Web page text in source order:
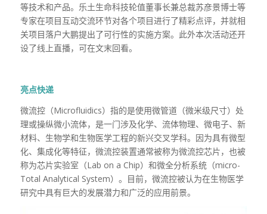
等技术和产品。乐土生命科技轮值董事长兼总裁苏彦景博士等
专家在项目互动交流环节对各个项目进行了精彩点评，并就相
关项目落户大鹏提出了可行性的实施方案。此外本次活动还开
设了线上直播，可在文末回看。
亮点快递
微流控（Microfluidics）指的是使用微管道（微米级尺寸）处
理或操纵微小流体，是一门涉及化学、流体物理、微电子、新
材料、生物学和生物医学工程的新兴交叉学科。因为具有微型
化、集成化等特征，微流控装置通常被称为微流控芯片，也被
称为芯片实验室（Lab on a Chip）和微全分析系统（micro-
Total Analytical System）。目前，微流控被认为在生物医学
研究中具有巨大的发展潜力和广泛的应用前景。